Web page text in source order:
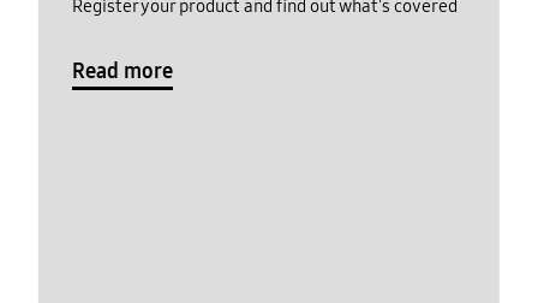
Register your product and find out what's covered
Read more